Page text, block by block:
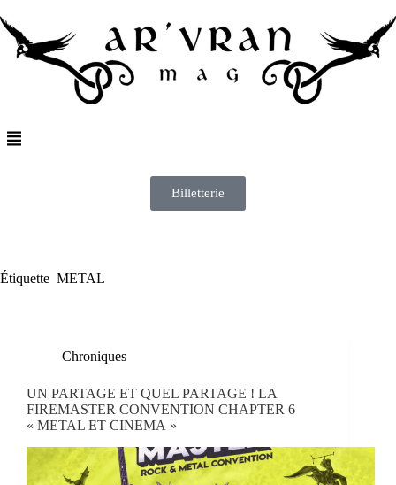
Billetterie
Étiquette METAL
Chroniques
UN PARTAGE ET QUEL PARTAGE ! LA
FIREMASTER CONVENTION CHAPTER 6
« METAL ET CINEMA »